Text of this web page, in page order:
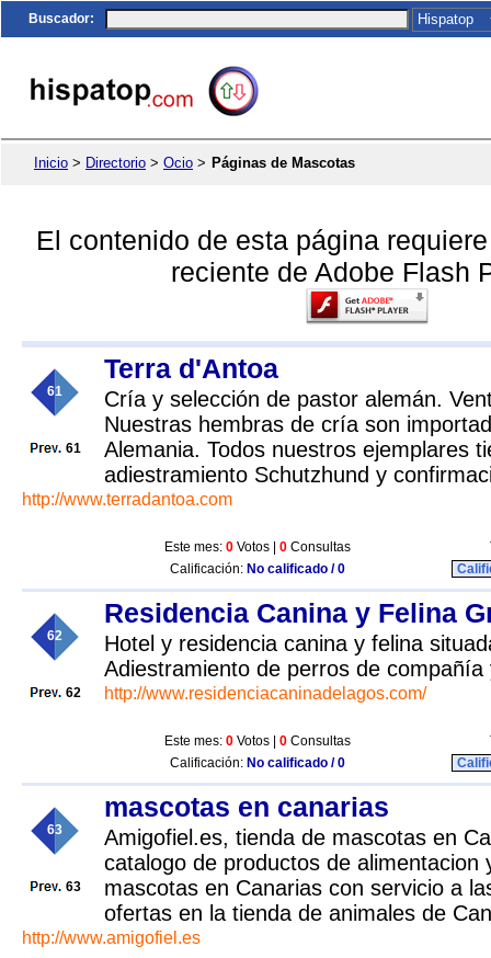
Buscador:
Inicio > Directorio > Ocio > Páginas de Mascotas
El contenido de esta página
reciente de Adobe Flash
61
61
Terra d'Antoa
Cría y selección de pastor alemán.
Nuestras hembras de cría son
Alemania. Todos nuestros ejemplares
adiestramiento Schutzhund y
http://www.terradantoa.com
Este mes: 0 Votos | 0 Consultas
Calificación: No calificado / 0
62
62
Residencia Canina y Felina
Hotel y residencia canina y felina
Adiestramiento de perros de compañía
http://www.residenciacaninadelagos.com/
Este mes: 0 Votos | 0 Consultas
Calificación: No calificado / 0
63
63
mascotas en canarias
Amigofiel.es, tienda de mascotas en
catalogo de productos de alimentacion
mascotas en Canarias con servicio a
ofertas en la tienda de animales de
http://www.amigofiel.es